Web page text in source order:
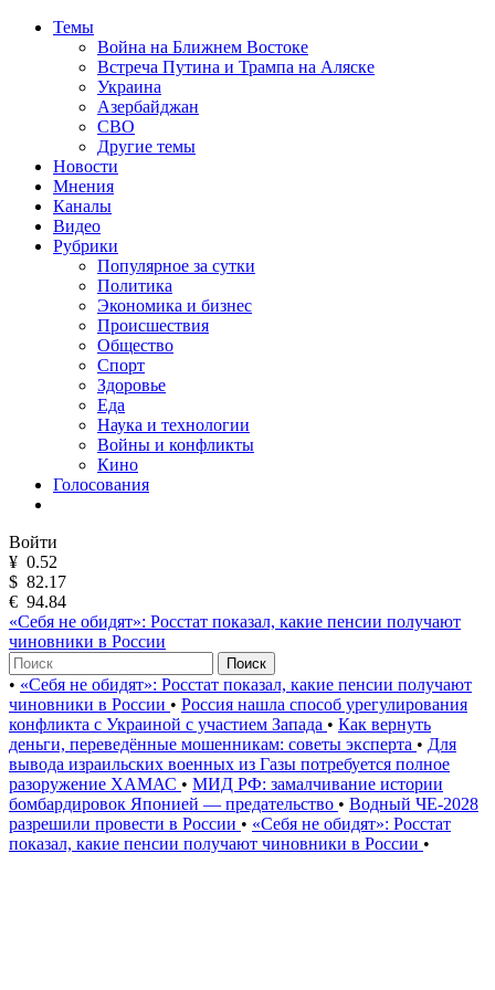
Темы
Война на Ближнем Востоке
Встреча Путина и Трампа на Аляске
Украина
Азербайджан
СВО
Другие темы
Новости
Мнения
Каналы
Видео
Рубрики
Популярное за сутки
Политика
Экономика и бизнес
Происшествия
Общество
Спорт
Здоровье
Еда
Наука и технологии
Войны и конфликты
Кино
Голосования
Войти
¥ 0.52
$ 82.17
€ 94.84
«Себя не обидят»: Росстат показал, какие пенсии получают
чиновники в России
Поиск
• «Себя не обидят»: Росстат показал, какие пенсии получают
чиновники в России • Россия нашла способ урегулирования
конфликта с Украиной с участием Запада • Как вернуть
деньги, переведённые мошенникам: советы эксперта • Для
вывода израильских военных из Газы потребуется полное
разоружение ХАМАС • МИД РФ: замалчивание истории
бомбардировок Японией — предательство • Водный ЧЕ-2028
разрешили провести в России • «Себя не обидят»: Росстат
показал, какие пенсии получают чиновники в России •